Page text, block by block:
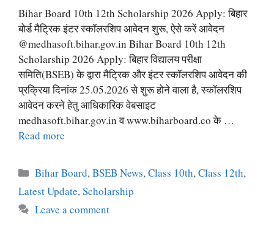
Bihar Board 10th 12th Scholarship 2026 Apply: बिहार
बोर्ड मैट्रिक इंटर स्कॉलरशिप आवेदन शुरू, ऐसे करें आवेदन
@medhasoft.bihar.gov.in Bihar Board 10th 12th
Scholarship 2026 Apply: बिहार विद्यालय परीक्षा
समिति(BSEB) के द्वारा मैट्रिक और इंटर स्कॉलरशिप आवेदन की
प्रक्रिया दिनांक 25.05.2026 से शुरू होने वाला है, स्कॉलरशिप
आवेदन करने हेतु आधिकारिक वेबसाइट
medhasoft.bihar.gov.in व www.biharboard.co के …
Read more
Categories
Bihar Board,BSEB News,Class 10th,Class 12th,
Latest Update,Scholarship
Leave a comment